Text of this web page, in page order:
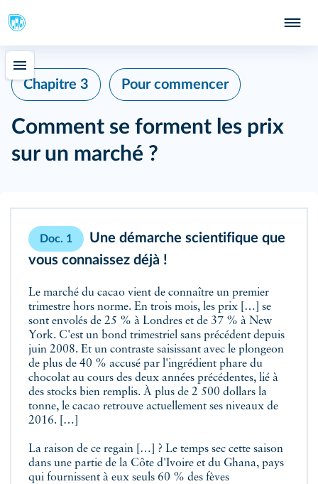
Chapitre 3 Pour commencer
Comment se forment les prix
sur un marché ?
Doc. 1
Une démarche scientifique que
vous connaissez déjà !
Le marché du cacao vient de connaître un premier
trimestre hors norme. En trois mois, les prix […] se
sont envolés de 25 % à Londres et de 37 % à New
York. C'est un bond trimestriel sans précédent depuis
juin 2008. Et un contraste saisissant avec le plongeon
de plus de 40 % accusé par l'ingrédient phare du
chocolat au cours des deux années précédentes, lié à
des stocks bien remplis. À plus de 2 500 dollars la
tonne, le cacao retrouve actuellement ses niveaux de
2016. […]
La raison de ce regain […] ? Le temps sec cette saison
dans une partie de la Côte d'Ivoire et du Ghana, pays
qui fournissent à eux seuls 60 % des fèves